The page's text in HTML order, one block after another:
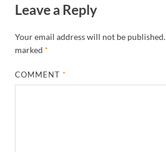
Leave a Reply
Your email address will not be published.
marked *
COMMENT*